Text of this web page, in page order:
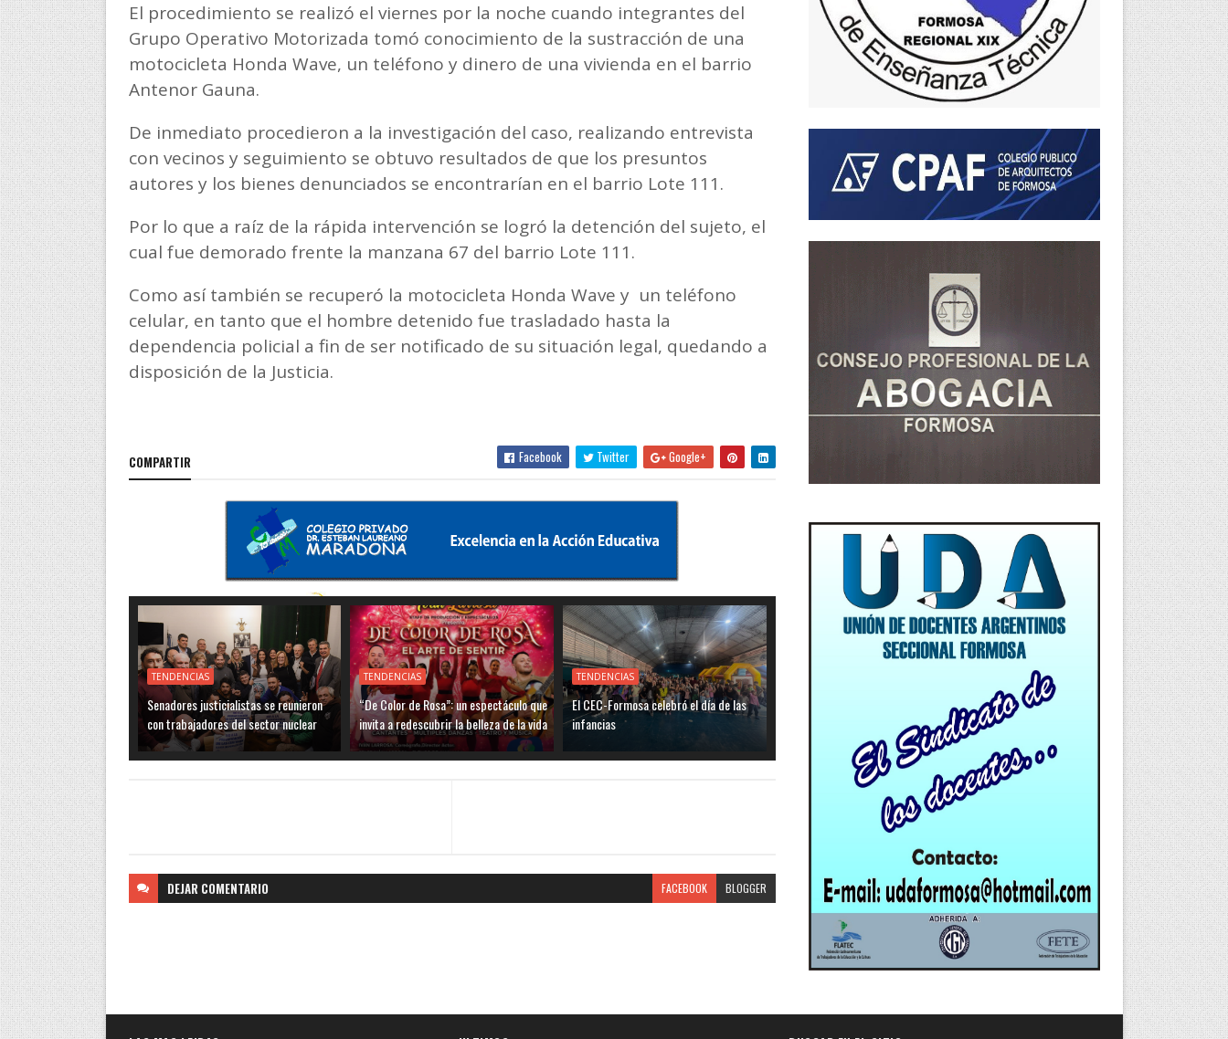
El procedimiento se realizó el viernes por la noche cuando integrantes del
Grupo Operativo Motorizada tomó conocimiento de la sustracción de una
motocicleta Honda Wave, un teléfono y dinero de una vivienda en el barrio
Antenor Gauna.
De inmediato procedieron a la investigación del caso, realizando entrevista
con vecinos y seguimiento se obtuvo resultados de que los presuntos
autores y los bienes denunciados se encontrarían en el barrio Lote 111.
Por lo que a raíz de la rápida intervención se logró la detención del sujeto, el
cual fue demorado frente la manzana 67 del barrio Lote 111.
Como así también se recuperó la motocicleta Honda Wave y un teléfono
celular, en tanto que el hombre detenido fue trasladado hasta la
dependencia policial a fin de ser notificado de su situación legal, quedando a
disposición de la Justicia.
COMPARTIR Facebook Twitter Google+
TENDENCIAS
Senadores justicialistas se reunieron
con trabajadores del sector nuclear
TENDENCIAS
“De Color de Rosa”: un espectáculo que
invita a redescubrir la belleza de la vida
TENDENCIAS
El CEC-Formosa celebró el día de las
infancias
DEJAR COMENTARIO FACEBOOK BLOGGER